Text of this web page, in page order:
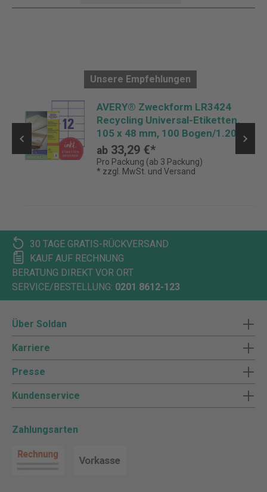
Unsere Empfehlungen
AVERY® Zweckform LR3424
Recycling Universal-Etiketten,
105 x 48 mm, 100 Bogen/1.200
Etiketten, naturweiß
ab 33,29 €*
Pro Packung (ab 3 Packung)
* zzgl. MwSt. und Versand
30 TAGE GRATIS-RÜCKVERSAND
KAUF AUF RECHNUNG
BERATUNG DIREKT VOR ORT
SERVICE/BESTELLUNG: 0201 8612-123
Über Soldan
Karriere
Presse
Kundenservice
Zahlungsarten